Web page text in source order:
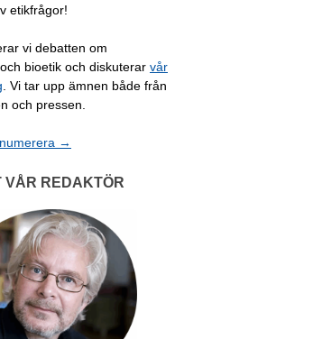
etikfrågor!
vi debatten om
bioetik och diskuterar vår
. Vi tar upp ämnen både från
och pressen.
→
VÅR REDAKTÖR